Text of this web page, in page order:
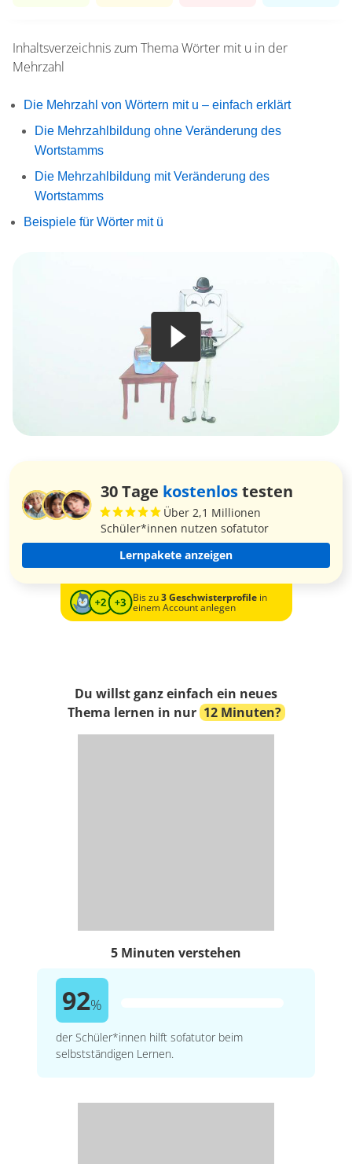
Inhaltsverzeichnis zum ThemaWörter mit u in der
Mehrzahl
Die Mehrzahl von Wörtern mit u – einfach erklärt
Die Mehrzahlbildung ohne Veränderung des
Wortstamms
Die Mehrzahlbildung mit Veränderung des
Wortstamms
Beispiele für Wörter mit ü
30 Tage kostenlostesten
Über 2,1 Millionen
Schüler*innen nutzen sofatutor
Lernpakete anzeigen
Bis zu3 Geschwisterprofilein
einem Account anlegen
Du willst ganz einfach ein neues
Thema lernen in nur 12 Minuten?
5 Minuten verstehen
92%
der Schüler*innen hilft sofatutor beim
selbstständigen Lernen.